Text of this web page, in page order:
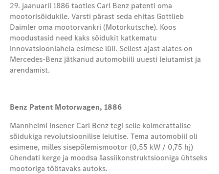
29. jaanuaril 1886 taotles Carl Benz patenti oma
mootorisõidukile. Varsti pärast seda ehitas Gottlieb
Daimler oma mootorvankri (Motorkutsche). Koos
moodustasid need kaks sõidukit katkematu
innovatsiooniahela esimese lüli. Sellest ajast alates on
Mercedes-Benz jätkanud automobiili uuesti leiutamist ja
arendamist.
Benz Patent Motorwagen, 1886
Mannheimi insener Carl Benz tegi selle kolmerattalise
sõidukiga revolutsioonilise leiutise. Tema automobiil oli
esimene, milles sisepõlemismootor (0,55 kW / 0,75 hj)
ühendati kerge ja moodsa šassiikonstruktsiooniga ühtseks
mootoriga töötavaks autoks.